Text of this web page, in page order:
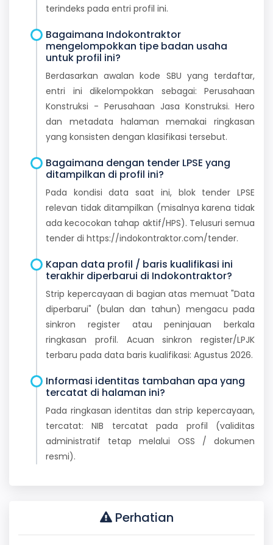
terindeks pada entri profil ini.
Bagaimana Indokontraktor
mengelompokkan tipe badan usaha
untuk profil ini?
Berdasarkan awalan kode SBU yang terdaftar,
entri ini dikelompokkan sebagai: Perusahaan
Konstruksi - Perusahaan Jasa Konstruksi. Hero
dan metadata halaman memakai ringkasan
yang konsisten dengan klasifikasi tersebut.
Bagaimana dengan tender LPSE yang
ditampilkan di profil ini?
Pada kondisi data saat ini, blok tender LPSE
relevan tidak ditampilkan (misalnya karena tidak
ada kecocokan tahap aktif/HPS). Telusuri semua
tender di https://indokontraktor.com/tender.
Kapan data profil / baris kualifikasi ini
terakhir diperbarui di Indokontraktor?
Strip kepercayaan di bagian atas memuat "Data
diperbarui" (bulan dan tahun) mengacu pada
sinkron register atau peninjauan berkala
ringkasan profil. Acuan sinkron register/LPJK
terbaru pada data baris kualifikasi: Agustus 2026.
Informasi identitas tambahan apa yang
tercatat di halaman ini?
Pada ringkasan identitas dan strip kepercayaan,
tercatat: NIB tercatat pada profil (validitas
administratif tetap melalui OSS / dokumen
resmi).
Perhatian